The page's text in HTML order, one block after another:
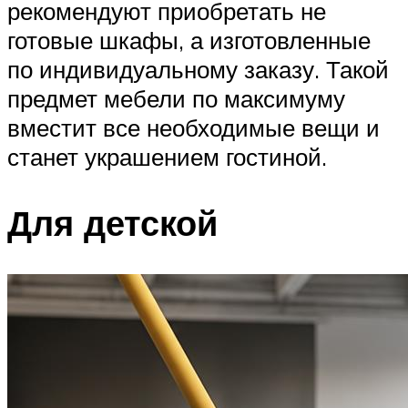
рекомендуют приобретать не
готовые шкафы, а изготовленные
по индивидуальному заказу. Такой
предмет мебели по максимуму
вместит все необходимые вещи и
станет украшением гостиной.
Для детской